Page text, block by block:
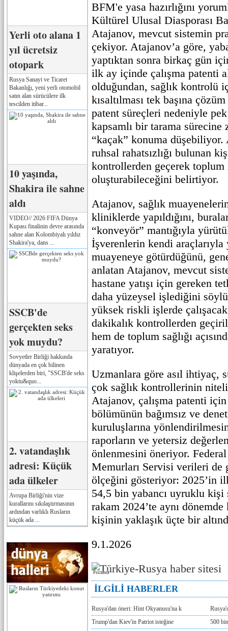
Yerli oto alana 1
yıl ücretsiz
otopark
Rusya Sanayi ve Ticaret
Bakanlığı, yeni yerli otomobil
satın alan sürücülere ilk
tescilden itibar...
10 yaşında,
Shakira ile sahne
aldı
VIDEO// 2026 FIFA Dünya
Kupası finalinin devre arasında
sahne alan Kolombiyalı yıldız
Shakira'ya, dans ...
SSCB'de
gerçekten seks
yok muydu?
Sovyetler Birliği hakkında
dünyada en çok bilinen
klişelerden biri, "SSCB'de seks
yoktu&quo...
2. vatandaşlık
adresi: Küçük
ada ülkeler
Avrupa Birliği'nin vize
kurallarını sıkılaştırmasının
ardından varlıklı Rusların
küçük ada ...
BFM'e yasa hazırlığını
Kültürel Ulusal Diasporası
Atajanov, mevcut sistemin
çekiyor. Atajanov’a göre,
yaptıktan sonra birkaç gün
ilk ay içinde çalışma patenti
olduğundan, sağlık kontrolü
kısaltılması tek başına
patent süreçleri nedeniyle
kapsamlı bir tarama sürecine
“kaçak” konuma
ruhsal rahatsızlığı bulunan
kontrollerden geçerek
oluşturabileceğini belirtiyor.
Atajanov, sağlık
kliniklerde yapıldığını,
“konveyör” mantığıyla
İşverenlerin kendi araçlarıyla
muayeneye götürdüğünü,
anlatan Atajanov, mevcut
hastane yatışı için gereken
daha yüzeysel işlediğini
yüksek riskli işlerde
dakikalık kontrollerden
hem de toplum sağlığı
yaratıyor.
Uzmanlara göre asıl ihtiyaç,
çok sağlık kontrollerinin
Atajanov, çalışma patenti
bölümünün bağımsız ve
kuruluşlarına
raporların ve yetersiz
önlenmesini öneriyor.
Memurları Servisi verileri de
ölçeğini gösteriyor: 2025’in
54,5 bin yabancı uyruklu kişi
rakam 2024’te aynı
kişinin yaklaşık üçte bir
9.1.2026
Реклама
İLGİLİ HABERLER
Rusya'dan öneri: Hint Okyanusu'na k
Trump'dan Kiev'in Patriot isteğine
500